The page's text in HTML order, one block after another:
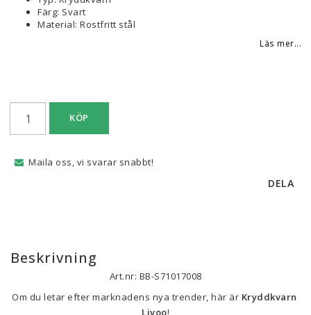
Färg: Svart
Material: Rostfritt stål
Läs mer...
KÖP
Maila oss, vi svarar snabbt!
DELA
Beskrivning
Art.nr: BB-S71017008
Om du letar efter marknadens nya trender, här är Kryddkvarn
Livoo!